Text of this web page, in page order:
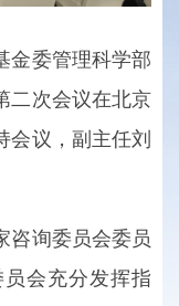
委管理科学部
二次会议在北京
会议，副主任刘
询委员会委员
会充分发挥指